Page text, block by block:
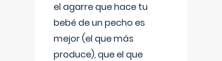
el agarre que hace tu
bebé de un pecho es
mejor (el que más
produce), que el que